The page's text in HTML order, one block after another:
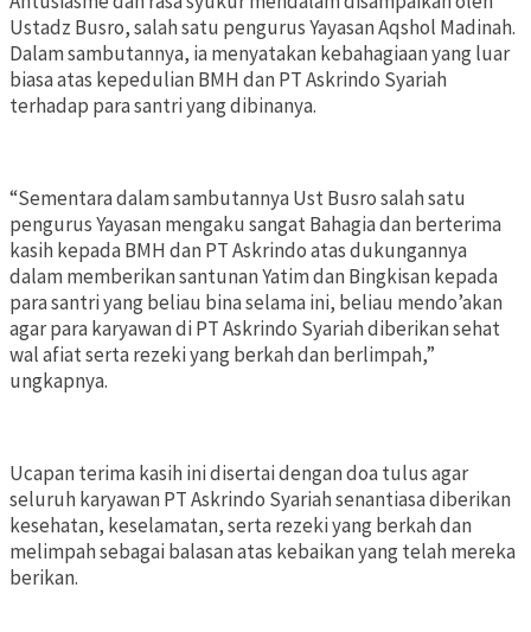
Ustadz Busro, salah satu pengurus Yayasan Aqshol Madinah.
Dalam sambutannya, ia menyatakan kebahagiaan yang luar
biasa atas kepedulian BMH dan PT Askrindo Syariah
terhadap para santri yang dibinanya.
“Sementara dalam sambutannya Ust Busro salah satu
pengurus Yayasan mengaku sangat Bahagia dan berterima
kasih kepada BMH dan PT Askrindo atas dukungannya
dalam memberikan santunan Yatim dan Bingkisan kepada
para santri yang beliau bina selama ini, beliau mendo’akan
agar para karyawan di PT Askrindo Syariah diberikan sehat
wal afiat serta rezeki yang berkah dan berlimpah,”
ungkapnya.
Ucapan terima kasih ini disertai dengan doa tulus agar
seluruh karyawan PT Askrindo Syariah senantiasa diberikan
kesehatan, keselamatan, serta rezeki yang berkah dan
melimpah sebagai balasan atas kebaikan yang telah mereka
berikan.